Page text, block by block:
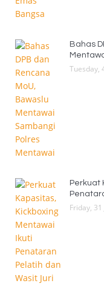
Bahas
Tuesday,
Perkuat
Friday,